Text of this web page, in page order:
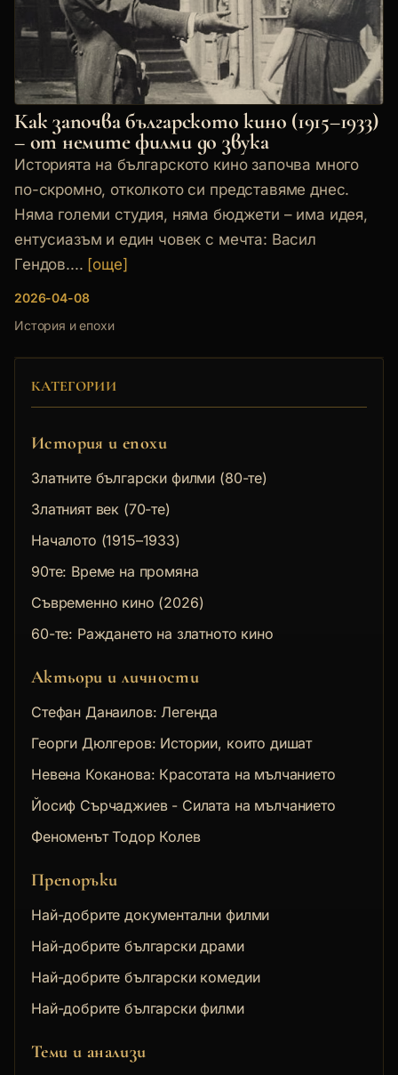
Как започва българското кино (1915–1933)
– от немите филми до звука
Историята на българското кино започва много
по-скромно, отколкото си представяме днес.
Няма големи студия, няма бюджети – има идея,
ентусиазъм и един човек с мечта: Васил
Гендов.... [още]
2026-04-08
История и епохи
КАТЕГОРИИ
История и епохи
Златните български филми (80-те)
Златният век (70-те)
Началото (1915–1933)
90те: Време на промяна
Съвременно кино (2026)
60-те: Раждането на златното кино
Актьори и личности
Стефан Данаилов: Легенда
Георги Дюлгеров: Истории, които дишат
Невена Коканова: Красотата на мълчанието
Йосиф Сърчаджиев - Силата на мълчанието
Феноменът Тодор Колев
Препоръки
Най-добрите документални филми
Най-добрите български драми
Най-добрите български комедии
Най-добрите български филми
Теми и анализи